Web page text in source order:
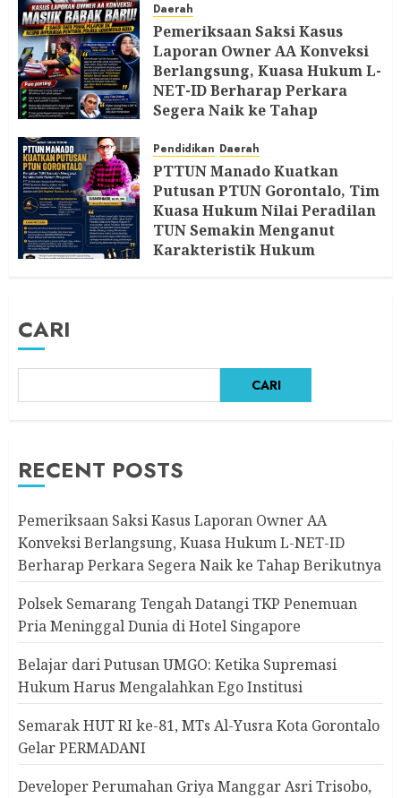
Daerah
Pemeriksaan Saksi Kasus
Laporan Owner AA Konveksi
Berlangsung, Kuasa Hukum L-
NET-ID Berharap Perkara
Segera Naik ke Tahap
7 AGUSTUS 2026
Pendidikan Daerah
PTTUN Manado Kuatkan
Putusan PTUN Gorontalo, Tim
Kuasa Hukum Nilai Peradilan
TUN Semakin Menganut
Karakteristik Hukum
CARI
CARI
RECENT POSTS
Pemeriksaan Saksi Kasus Laporan Owner AA
Konveksi Berlangsung, Kuasa Hukum L-NET-ID
Berharap Perkara Segera Naik ke Tahap Berikutnya
Polsek Semarang Tengah Datangi TKP Penemuan
Pria Meninggal Dunia di Hotel Singapore
Belajar dari Putusan UMGO: Ketika Supremasi
Hukum Harus Mengalahkan Ego Institusi
Semarak HUT RI ke-81, MTs Al-Yusra Kota Gorontalo
Gelar PERMADANI
Developer Perumahan Griya Manggar Asri Trisobo,